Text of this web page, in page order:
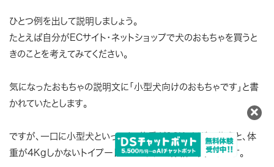
ひとつ例を出して説明しましょう。
たとえば自分がECサイト・ネットショップで犬のおもちゃを買うと
きのことを考えてみてください。
気になったおもちゃの説明文に「小型犬向けのおもちゃです」と書
かれていたとします。
ですが、一口に小型犬といっても、体重が10Kgほどの柴犬と、体
重が4Kgしかないトイプードルでは大きく体格が異なります。